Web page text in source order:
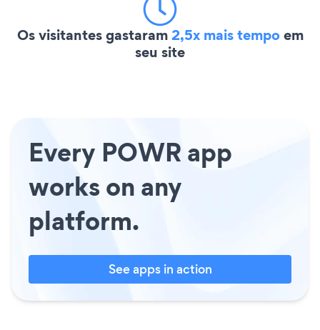
Os visitantes gastaram2,5x mais tempoem
seu site
Every POWR app
works on any
platform.
See apps in action